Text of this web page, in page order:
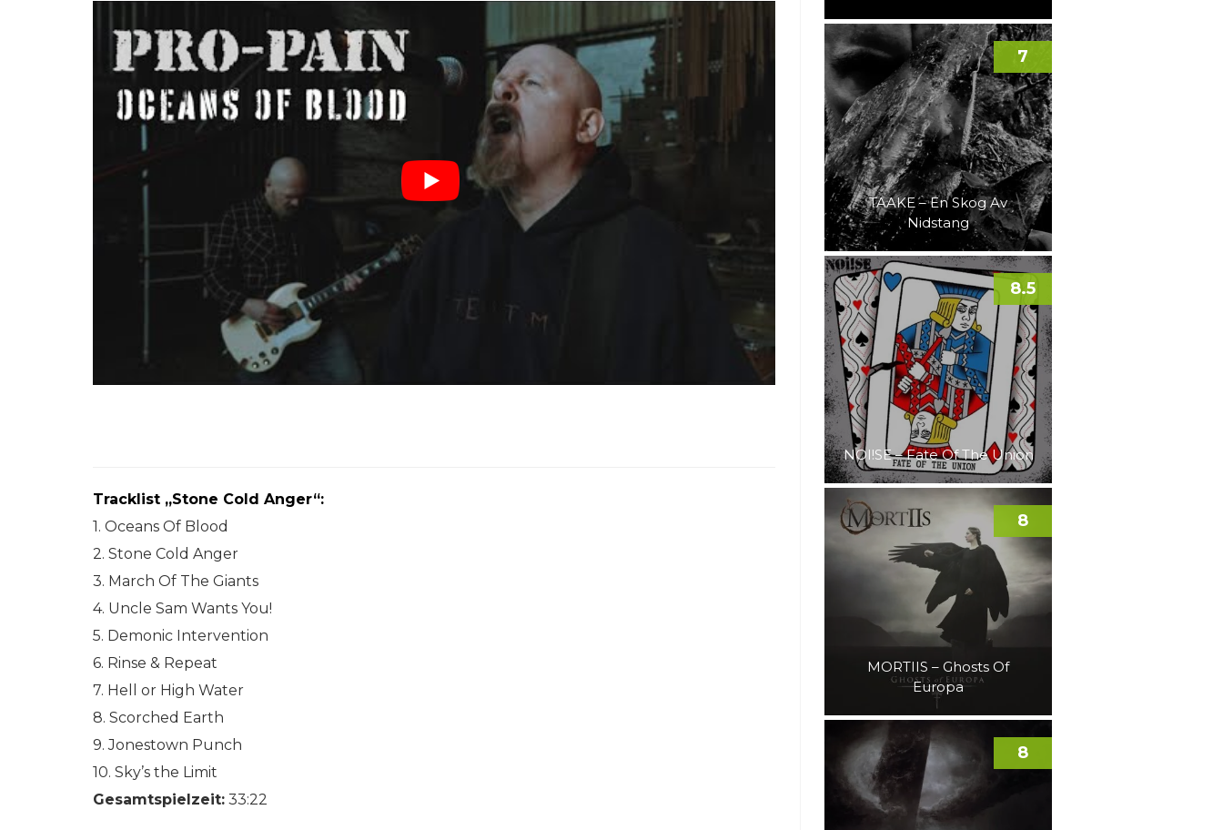
Tracklist „Stone Cold Anger“:
1. Oceans Of Blood
2. Stone Cold Anger
3. March Of The Giants
4. Uncle Sam Wants You!
5. Demonic Intervention
6. Rinse & Repeat
7. Hell or High Water
8. Scorched Earth
9. Jonestown Punch
10. Sky’s the Limit
Gesamtspielzeit: 33:22
TAAKE – En Skog Av
Nidstang
7
NOI!SE – Fate Of The Union
8.5
MORTIIS – Ghosts Of
Europa
8
8